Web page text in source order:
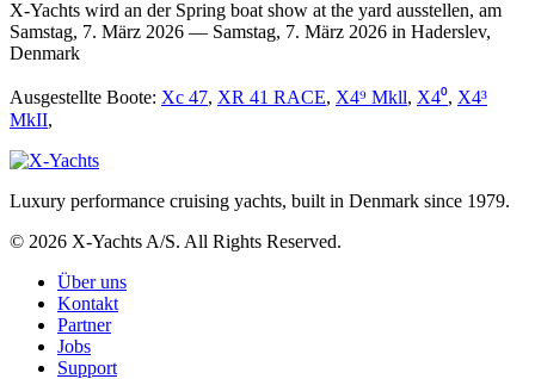
X-Yachts wird an der Spring boat show at the yard ausstellen, am
Samstag, 7. März 2026 — Samstag, 7. März 2026 in Haderslev,
Denmark
Ausgestellte Boote: Xc 47, XR 41 RACE, X4⁹ Mkll, X4⁰, X4³
MkII,
Luxury performance cruising yachts, built in Denmark since 1979.
© 2026 X-Yachts A/S. All Rights Reserved.
Über uns
Kontakt
Partner
Jobs
Support